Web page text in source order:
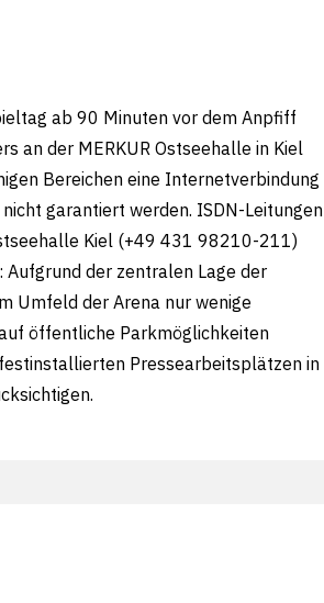
ab 90 Minuten vor dem Anpfiff
an der MERKUR Ostseehalle in Kiel
Bereichen eine Internetverbindung
garantiert werden. ISDN-Leitungen
Kiel (+49 431 98210-211)
der zentralen Lage der
Umfeld der Arena nur wenige
öffentliche Parkmöglichkeiten
Pressearbeitsplätzen in